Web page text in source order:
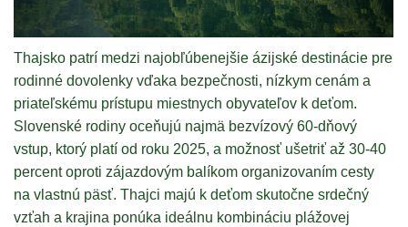
Thajsko patrí medzi najobľúbenejšie ázijské destinácie pre
rodinné dovolenky vďaka bezpečnosti, nízkym cenám a
priateľskému prístupu miestnych obyvateľov k deťom.
Slovenské rodiny oceňujú najmä bezvízový 60-dňový
vstup, ktorý platí od roku 2025, a možnosť ušetriť až 30-40
percent oproti zájazdovým balíkom organizovaním cesty
na vlastnú päsť. Thajci majú k deťom skutočne srdečný
vzťah a krajina ponúka ideálnu kombináciu plážovej